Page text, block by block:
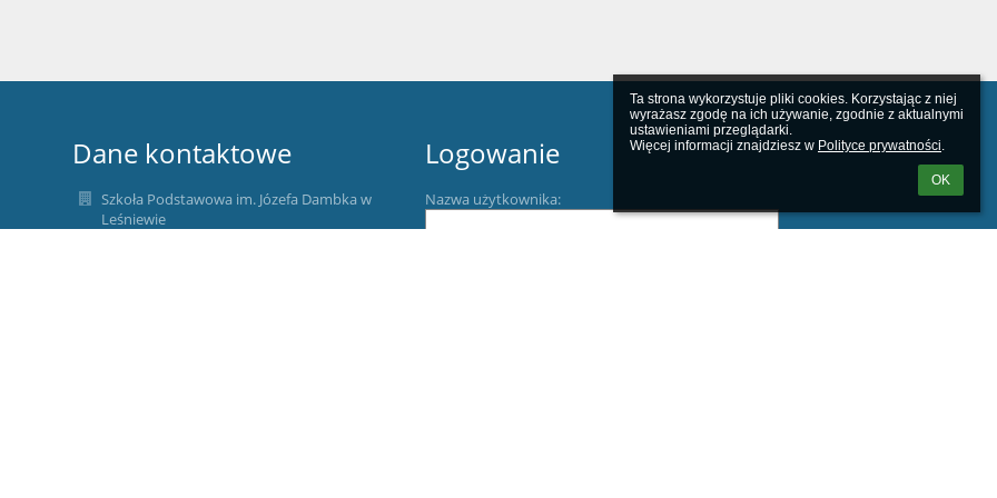
Ta strona wykorzystuje pliki cookies. Korzystając z niej
wyrażasz zgodę na ich używanie, zgodnie z aktualnymi
ustawieniami przeglądarki.
Więcej informacji znajdziesz w Polityce prywatności.
OK
Dane kontaktowe
Szkoła Podstawowa im. Józefa Dambka w
Leśniewie
Logowanie
Nazwa użytkownika: